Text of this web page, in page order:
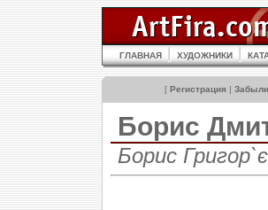
ГЛАВНАЯ ХУДОЖНИКИ
[ Регистрация |
Борис
Борис